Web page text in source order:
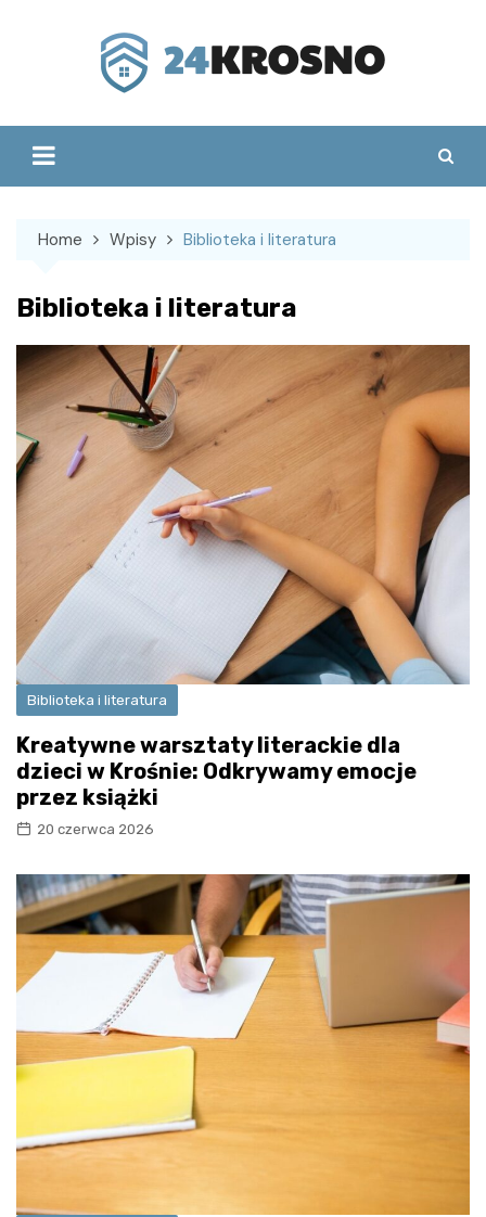
Home Wpisy Biblioteka i literatura
Biblioteka i literatura
Biblioteka i literatura
Kreatywne warsztaty literackie dla
dzieci w Krośnie: Odkrywamy emocje
przez książki
20 czerwca 2026